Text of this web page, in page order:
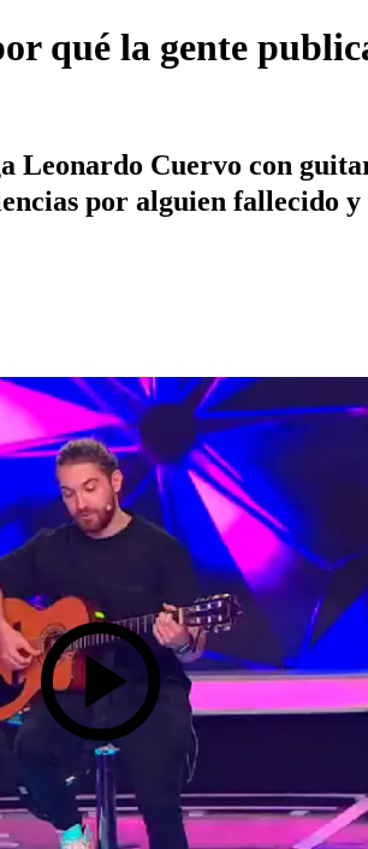
qué la gente
Leonardo Cuervo con
por alguien fallecido